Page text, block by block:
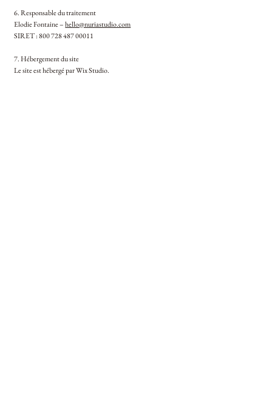
6. Responsable du traitement
Elodie Fontaine –hello@nuriastudio.com
SIRET : 800 728 487 00011
7. Hébergement du site
Le site est hébergé par Wix Studio.